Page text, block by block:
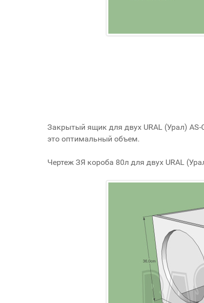
Закрытый ящик для двух URAL (Урал)
это оптимальный объем.
Чертеж ЗЯ короба 80л для двух URAL